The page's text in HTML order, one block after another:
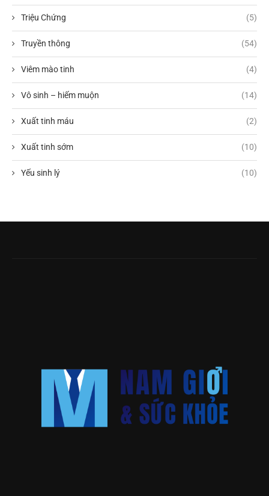
Triệu Chứng (5)
Truyền thông (54)
Viêm mào tinh (4)
Vô sinh – hiếm muộn (14)
Xuất tinh máu (2)
Xuất tinh sớm (10)
Yếu sinh lý (10)